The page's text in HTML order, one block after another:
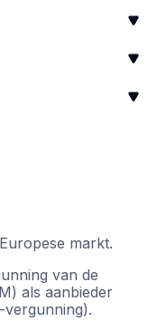
markt.
van de
als aanbieder
vergunning).